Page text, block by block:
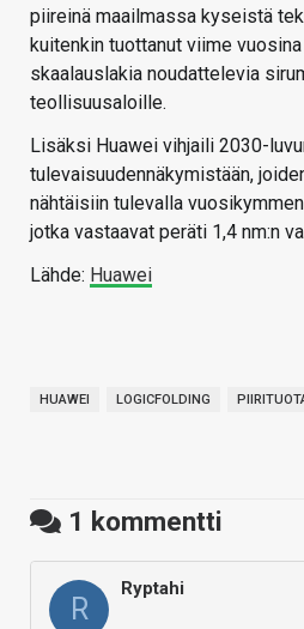
piireinä maailmassa kyseistä
kuitenkin tuottanut viime
skaalauslakia noudattelevia
teollisuusaloille.
Lisäksi Huawei vihjaili 2030-
tulevaisuudennäkymistään,
nähtäisiin tulevalla
jotka vastaavat peräti 1,4 nm:n
Lähde: Huawei
HUAWEI LOGICFOLDING
1 kommentti
R
Ryptahi